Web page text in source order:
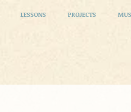
LESSONS PROJECTS